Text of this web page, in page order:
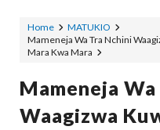
KISHINDO
Home
MATUKIO
Mameneja Wa Tra Nchini
Mara Kwa Mara
Mameneja
Waagizwa